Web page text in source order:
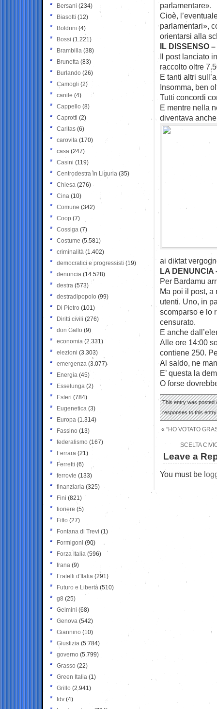
parlamentare».
Cioè,
parlamentari»,
orientarsi alla
IL DISSENSO –
Il post lanciato
raccolto oltre
E tanti altri
Insomma, ben
Tutti concordi
E mentre nella
diventava
ai diktat
LA DENUNCIA
Per Bardamu
Ma poi il post,
utenti. Uno, in
scomparso e lo
censurato.
E anche
Alle ore 14:00
contiene 250.
Al saldo, ne
E’ questa la
O forse
This entry was posted
responses to this
« “HO VOTATO
SCELTA
Leave a
You must be
Bersani (234)
Biasotti (12)
Boldrini (4)
Bossi (1.221)
Brambilla (38)
Brunetta (83)
Burlando (26)
Camogli (2)
canile (4)
Cappello (8)
Caprotti (2)
Caritas (6)
carovita (170)
casa (247)
Casini (119)
Centrodestra in Liguria (35)
Chiesa (276)
Cina (10)
Comune (342)
Coop (7)
Cossiga (7)
Costume (5.581)
criminalità (1.402)
democratici e progressisti (19)
denuncia (14.528)
destra (573)
destradipopolo (99)
Di Pietro (101)
Diritti civili (276)
don Gallo (9)
economia (2.331)
elezioni (3.303)
emergenza (3.077)
Energia (45)
Esselunga (2)
Esteri (784)
Eugenetica (3)
Europa (1.314)
Fassino (13)
federalismo (167)
Ferrara (21)
Ferretti (6)
ferrovie (133)
finanziaria (325)
Fini (821)
fioriere (5)
Fitto (27)
Fontana di Trevi (1)
Formigoni (90)
Forza Italia (596)
frana (9)
Fratelli d'Italia (291)
Futuro e Libertà (510)
g8 (25)
Gelmini (68)
Genova (542)
Giannino (10)
Giustizia (5.784)
governo (5.799)
Grasso (22)
Green Italia (1)
Grillo (2.941)
Idv (4)